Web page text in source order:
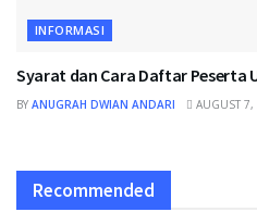
INFORMASI
Syarat dan Cara Daftar Peserta
BY ANUGRAH DWIAN ANDARI AUGUST
Recommended